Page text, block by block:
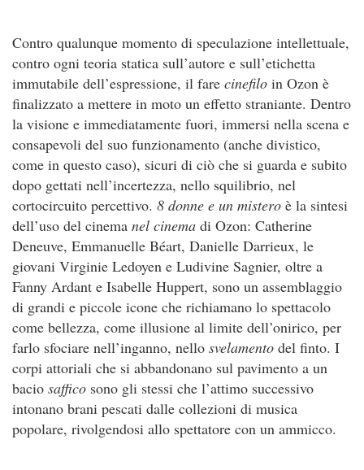
Contro qualunque momento di speculazione intellettuale,
contro ogni teoria statica sull’autore e sull’etichetta
immutabile dell’espressione, il fare cinefilo in Ozon è
finalizzato a mettere in moto un effetto straniante. Dentro
la visione e immediatamente fuori, immersi nella scena e
consapevoli del suo funzionamento (anche divistico,
come in questo caso), sicuri di ciò che si guarda e subito
dopo gettati nell’incertezza, nello squilibrio, nel
cortocircuito percettivo. 8 donne e un mistero è la sintesi
dell’uso del cinema nel cinema di Ozon: Catherine
Deneuve, Emmanuelle Béart, Danielle Darrieux, le
giovani Virginie Ledoyen e Ludivine Sagnier, oltre a
Fanny Ardant e Isabelle Huppert, sono un assemblaggio
di grandi e piccole icone che richiamano lo spettacolo
come bellezza, come illusione al limite dell’onirico, per
farlo sfociare nell’inganno, nello svelamento del finto. I
corpi attoriali che si abbandonano sul pavimento a un
bacio saffico sono gli stessi che l’attimo successivo
intonano brani pescati dalle collezioni di musica
popolare, rivolgendosi allo spettatore con un ammicco.